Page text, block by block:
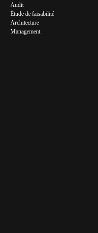
Audit
Étude de faisabilité
Architecture
Management